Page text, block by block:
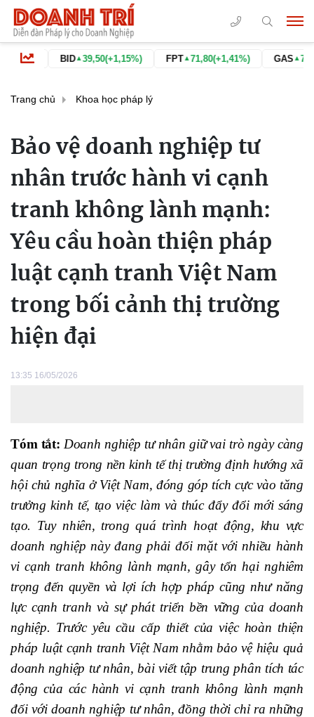
BID▲ (+1,15%) FPT▲ 71,80(+1,41%) GAS▲ 79,80(+6,97%)
Trang chủ Khoa học pháp lý
Bảo vệ doanh nghiệp tư
nhân trước hành vi cạnh
tranh không lành mạnh:
Yêu cầu hoàn thiện pháp
luật cạnh tranh Việt Nam
trong bối cảnh thị trường
hiện đại
13:35 16/05/2026
Tóm tắt: Doanh nghiệp tư nhân giữ vai trò ngày càng
quan trọng trong nền kinh tế thị trường định hướng xã
hội chủ nghĩa ở Việt Nam, đóng góp tích cực vào tăng
trưởng kinh tế, tạo việc làm và thúc đẩy đổi mới sáng
tạo. Tuy nhiên, trong quá trình hoạt động, khu vực
doanh nghiệp này đang phải đối mặt với nhiều hành
vi cạnh tranh không lành mạnh, gây tổn hại nghiêm
trọng đến quyền và lợi ích hợp pháp cũng như năng
lực cạnh tranh và sự phát triển bền vững của doanh
nghiệp. Trước yêu cầu cấp thiết của việc hoàn thiện
pháp luật cạnh tranh Việt Nam nhằm bảo vệ hiệu quả
doanh nghiệp tư nhân, bài viết tập trung phân tích tác
động của các hành vi cạnh tranh không lành mạnh
đối với doanh nghiệp tư nhân, đồng thời chỉ ra những